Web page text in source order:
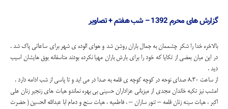
گزارش های محرم 1392 – شب هفتم + تصاویر
بالاخره خدا را شکر چشممان به جمال باران روشن شد و هوای الوده ی شهر برای ساعاتی پاک شد .
در این میان بعضی از تکایا که خود را برای بارش باران مهیا نکرده بودند متاسفانه بوق هایشان اسیب
دید .
از ساعت 8.30 صدای نوحه در کوچه کوچه ی قلعه به صدا در می اید و تا پاسی از شب ادامه دارد .
امشب نیز تکیه خاندان مجدی از میزبانی عزاداران حسینی بی بهره نماندو هیات های زنجیر زنان علی
اکبر ، هیات سینه زنان قلعه – تنور سازان – ، فاطمیه ، هیات سنج و دمام ابا عبدالله الحسین ( حضرت